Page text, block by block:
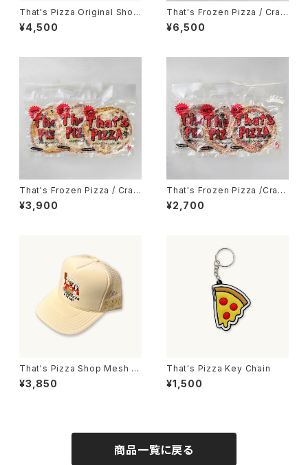
That's Pizza Original Shop
T-Shirt
¥4,500
That's Frozen Pizza / Craft
Pizza 6枚set
¥6,500
That's Frozen Pizza / Craft
Quattro Formaggi 3枚set
¥3,900
That's Frozen Pizza /Craft
Margherita 3枚set
¥2,700
That's Pizza Shop Mesh C
ap / Beige
¥3,850
That's Pizza Key Chain
¥1,500
商品一覧に戻る